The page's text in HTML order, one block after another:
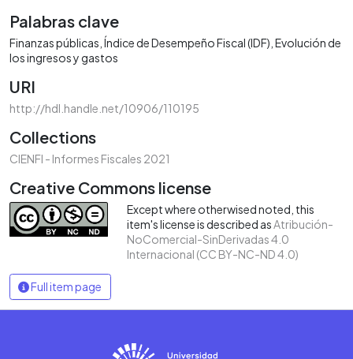
Palabras clave
Finanzas públicas Índice de Desempeño Fiscal (IDF) Evolución de
los ingresos y gastos
URI
http://hdl.handle.net/10906/110195
Collections
CIENFI - Informes Fiscales 2021
Creative Commons license
Except where otherwised noted, this
item's license is described asAtribución-
NoComercial-SinDerivadas 4.0
Internacional (CC BY-NC-ND 4.0)
Full item page